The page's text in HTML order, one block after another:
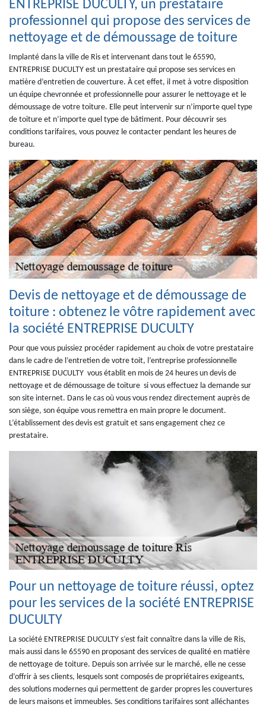
ENTREPRISE DUCULTY, un prestataire
professionnel qui propose des services de
nettoyage et de démoussage de toiture
Implanté dans la ville de Ris et intervenant dans tout le 65590,
ENTREPRISE DUCULTY est un prestataire qui propose ses services en
matière d’entretien de couverture. À cet effet, il met à votre disposition
un équipe chevronnée et professionnelle pour assurer le nettoyage et le
démoussage de votre toiture. Elle peut intervenir sur n’importe quel type
de toiture et n’importe quel type de bâtiment. Pour découvrir ses
conditions tarifaires, vous pouvez le contacter pendant les heures de
bureau.
Devis de nettoyage et de démoussage de
toiture : obtenez le vôtre rapidement avec
la société ENTREPRISE DUCULTY
Pour que vous puissiez procéder rapidement au choix de votre prestataire
dans le cadre de l’entretien de votre toit, l’entreprise professionnelle
ENTREPRISE DUCULTY vous établit en mois de 24 heures un devis de
nettoyage et de démoussage de toiture si vous effectuez la demande sur
son site internet. Dans le cas où vous vous rendez directement auprès de
son siège, son équipe vous remettra en main propre le document.
L’établissement des devis est gratuit et sans engagement chez ce
prestataire.
Pour un nettoyage de toiture réussi, optez
pour les services de la société ENTREPRISE
DUCULTY
La société ENTREPRISE DUCULTY s’est fait connaître dans la ville de Ris,
mais aussi dans le 65590 en proposant des services de qualité en matière
de nettoyage de toiture. Depuis son arrivée sur le marché, elle ne cesse
d’offrir à ses clients, lesquels sont composés de propriétaires exigeants,
des solutions modernes qui permettent de garder propres les couvertures
de leurs maisons et immeubles. Ses conditions tarifaires sont alléchantes